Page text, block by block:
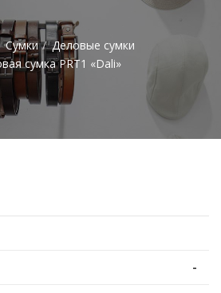
Сумки
Деловые сумки
сумка PRT1 «Dali»
-